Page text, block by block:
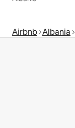
Airbnb Albania